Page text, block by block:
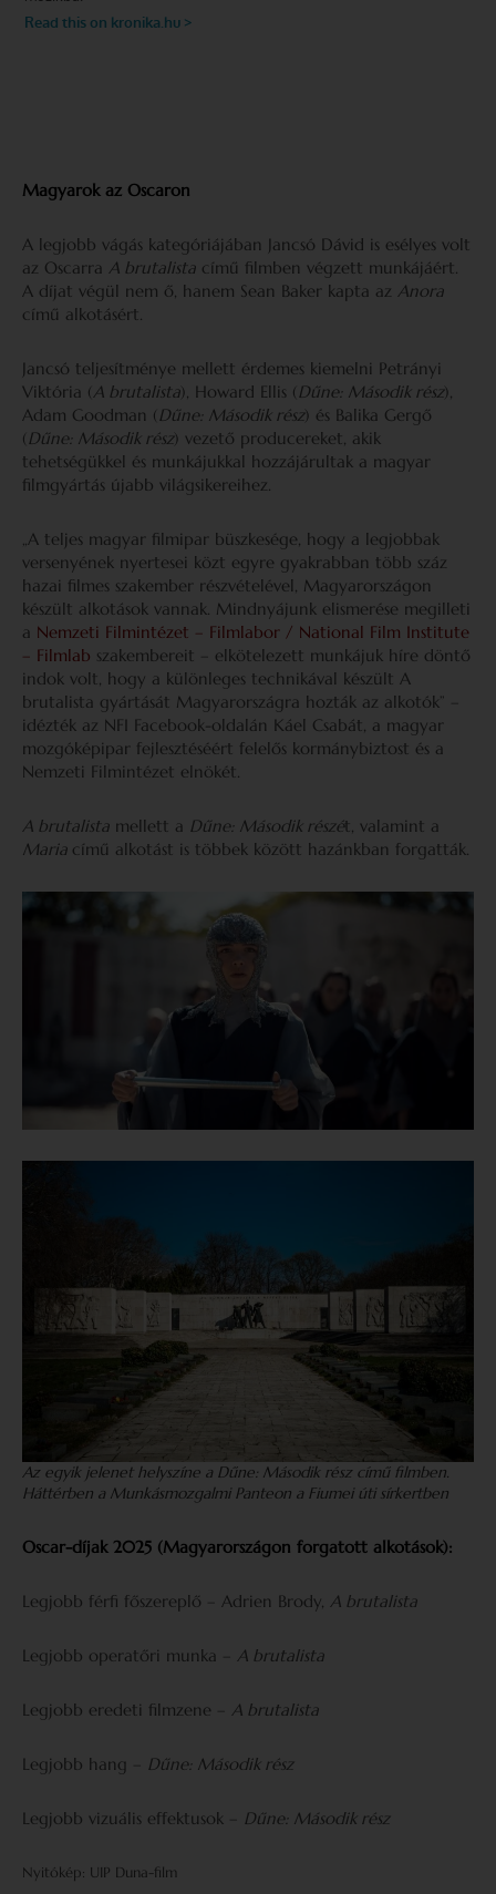
Magyarok az Oscaron
A legjobb vágás kategóriájában Jancsó Dávid is esélyes volt
az Oscarra A brutalista című filmben végzett munkájáért.
A díjat végül nem ő, hanem Sean Baker kapta az Anora
című alkotásért.
Jancsó teljesítménye mellett érdemes kiemelni Petrányi
Viktória (A brutalista), Howard Ellis (Dűne: Második rész),
Adam Goodman (Dűne: Második rész) és Balika Gergő
(Dűne: Második rész) vezető producereket, akik
tehetségükkel és munkájukkal hozzájárultak a magyar
filmgyártás újabb világsikereihez.
„A teljes magyar filmipar büszkesége, hogy a legjobbak
versenyének nyertesei közt egyre gyakrabban több száz
hazai filmes szakember részvételével, Magyarországon
készült alkotások vannak. Mindnyájunk elismerése megilleti
a Nemzeti Filmintézet – Filmlabor / National Film Institute
– Filmlab szakembereit – elkötelezett munkájuk híre döntő
indok volt, hogy a különleges technikával készült A
brutalista gyártását Magyarországra hozták az alkotók” –
idézték az NFI Facebook-oldalán Káel Csabát, a magyar
mozgóképipar fejlesztéséért felelős kormánybiztost és a
Nemzeti Filmintézet elnökét.
A brutalista mellett a Dűne: Második részét, valamint a
Maria című alkotást is többek között hazánkban forgatták.
Az egyik jelenet helyszíne a Dűne: Második rész című filmben.
Háttérben a Munkásmozgalmi Panteon a Fiumei úti sírkertben
Oscar-díjak 2025 (Magyarországon forgatott alkotások):
Legjobb férfi főszereplő – Adrien Brody, A brutalista
Legjobb operatőri munka – A brutalista
Legjobb eredeti filmzene – A brutalista
Legjobb hang – Dűne: Második rész
Legjobb vizuális effektusok – Dűne: Második rész
Nyitókép: UIP Duna-film